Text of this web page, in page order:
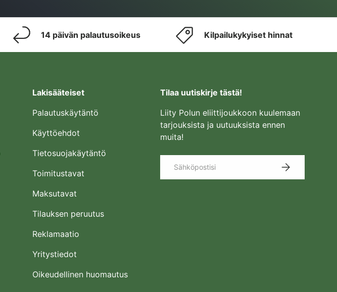
14 päivän palautusoikeus Kilpailukykyiset hinnat
Lakisääteiset
Palautuskäytäntö
Käyttöehdot
Tietosuojakäytäntö
Toimitustavat
Maksutavat
Tilauksen peruutus
Reklamaatio
Yritystiedot
Oikeudellinen huomautus
Tilaa uutiskirje tästä!
Liity Polun eliittijoukkoon kuulemaan
tarjouksista ja uutuuksista ennen
muita!
TILAA